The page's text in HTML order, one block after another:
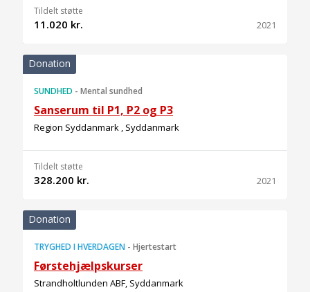
Tildelt støtte
11.020 kr. 2021
Donation
SUNDHED - Mental sundhed
Sanserum til P1, P2 og P3
Region Syddanmark , Syddanmark
Tildelt støtte
328.200 kr. 2021
Donation
TRYGHED I HVERDAGEN - Hjertestart
Førstehjælpskurser
Strandholtlunden ABF, Syddanmark